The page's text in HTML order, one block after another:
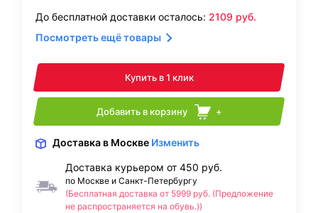
До бесплатной доставки осталось: 2109 руб.
Посмотреть ещё товары
Купить в 1 клик
Добавить в корзину +
Доставка в Москве Изменить
Доставка курьером от 450 руб.
по Москве и Санкт-Петербургу
(Бесплатная доставка от 5999 руб. (Предложение
не распространяется на обувь.))